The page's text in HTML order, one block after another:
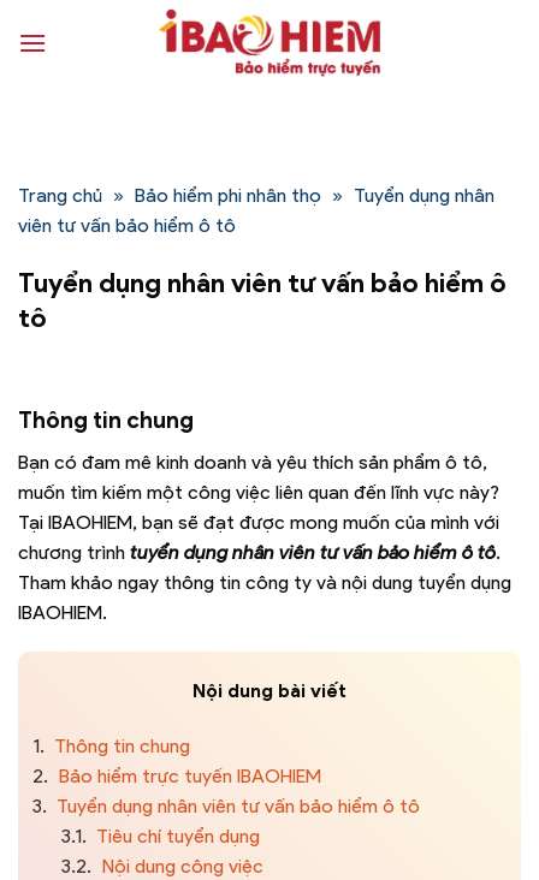
qua
Trang chủ » Bảo hiểm phi nhân thọ » Tuyển dụng nhân
viên tư vấn bảo hiểm ô tô
Tuyển dụng nhân viên tư vấn bảo hiểm ô
tô
Thông tin chung
Bạn có đam mê kinh doanh và yêu thích sản phẩm ô tô,
muốn tìm kiếm một công việc liên quan đến lĩnh vực này?
Tại IBAOHIEM, bạn sẽ đạt được mong muốn của mình với
chương trình tuyển dụng nhân viên tư vấn bảo hiểm ô tô.
Tham khảo ngay thông tin công ty và nội dung tuyển dụng
IBAOHIEM.
Nội dung bài viết
1. Thông tin chung
2. Bảo hiểm trực tuyến IBAOHIEM
3. Tuyển dụng nhân viên tư vấn bảo hiểm ô tô
3.1. Tiêu chí tuyển dụng
3.2. Nội dung công việc